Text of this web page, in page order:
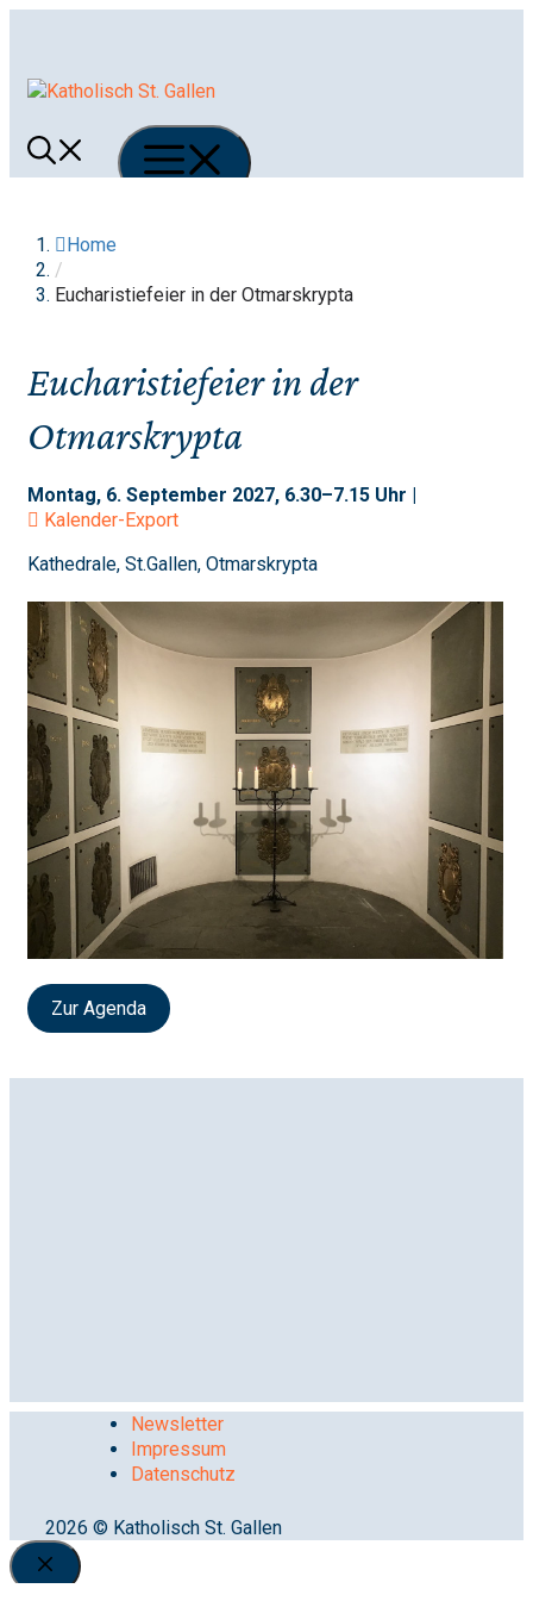
Menü
Home
/
Eucharistiefeier in der Otmarskrypta
Eucharistiefeier in der
Otmarskrypta
Montag, 6. September 2027, 6.30–7.15 Uhr |
Kalender-Export
Kathedrale, St.Gallen, Otmarskrypta
Zur Agenda
Newsletter
Impressum
Datenschutz
2026 © Katholisch St. Gallen
Close